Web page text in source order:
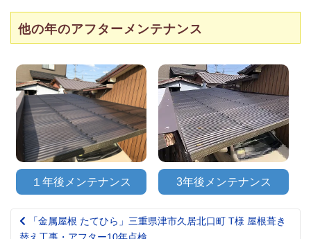
他の年のアフターメンテナンス
１年後メンテナンス 3年後メンテナンス
Post
「金属屋根 たてひら」三重県津市久居北口町 T様 屋根葺き